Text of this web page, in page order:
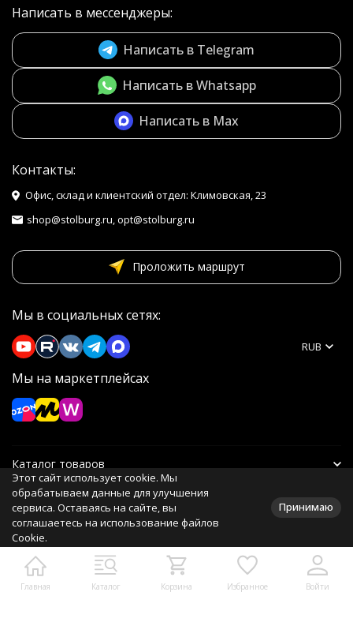
Главная Каталог Корзина Избранное Войти
Написать в мессенджеры:
Написать в Telegram
Написать в Whatsapp
Написать в Max
Контакты:
Офис, склад и клиентский отдел: Климовская, 23
shop@stolburg.ru, opt@stolburg.ru
Проложить маршрут
Мы в социальных сетях:
Мы на маркетплейсах
RUB
Каталог товаров
Информация
Политика персональных данных
Этот сайт использует cookie. Мы
обрабатываем данные для улучшения
сервиса. Оставаясь на сайте, вы
соглашаетесь на использование файлов
Cookie.
Принимаю